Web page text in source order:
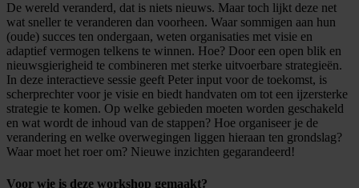
De wereld veranderd, dat is niets nieuws. Maar toch lijkt deze net
wat sneller te veranderen dan voorheen. Waar sommigen aan hun
(oude) succes ten ondergaan, weten organisaties met visie en
adaptief vermogen telkens te winnen. Hoe? Door een open blik en
nieuwsgierigheid te combineren met sterke uitvoerbare strategieën.
In deze interactieve sessie geeft Peter input voor de toekomst, is
scherprechter voor je visie en biedt handvaten om tot een ijzersterke
strategie te komen. Op welke gebieden moeten worden geschakeld
en wat wordt de inhoud van de stappen? Hoe organiseer je de
verandering en welke overwegingen liggen hieraan ten grondslag?
Waar moet het roer om? Nieuwe inzichten gegarandeerd!
Voor wie is deze workshop gemaakt?